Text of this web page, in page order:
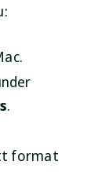
.
format